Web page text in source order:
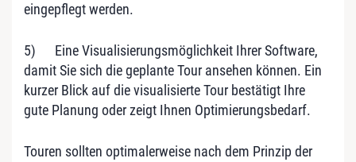
eingepflegt werden.
5) Eine Visualisierungsmöglichkeit Ihrer Software,
damit Sie sich die geplante Tour ansehen können. Ein
kurzer Blick auf die visualisierte Tour bestätigt Ihre
gute Planung oder zeigt Ihnen Optimierungsbedarf.
Touren sollten optimalerweise nach dem Prinzip der